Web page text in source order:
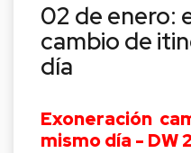
02 de enero:
cambio de
día
Exoneración
mismo día - DW